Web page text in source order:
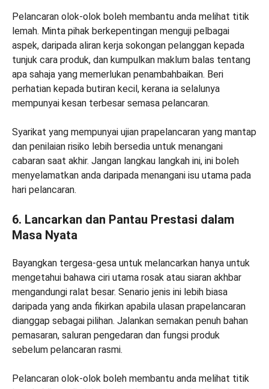
Pelancaran olok-olok boleh membantu anda melihat titik
lemah. Minta pihak berkepentingan menguji pelbagai
aspek, daripada aliran kerja sokongan pelanggan kepada
tunjuk cara produk, dan kumpulkan maklum balas tentang
apa sahaja yang memerlukan penambahbaikan. Beri
perhatian kepada butiran kecil, kerana ia selalunya
mempunyai kesan terbesar semasa pelancaran.
Syarikat yang mempunyai ujian prapelancaran yang mantap
dan penilaian risiko lebih bersedia untuk menangani
cabaran saat akhir. Jangan langkau langkah ini, ini boleh
menyelamatkan anda daripada menangani isu utama pada
hari pelancaran.
6. Lancarkan dan Pantau Prestasi dalam
Masa Nyata
Bayangkan tergesa-gesa untuk melancarkan hanya untuk
mengetahui bahawa ciri utama rosak atau siaran akhbar
mengandungi ralat besar. Senario jenis ini lebih biasa
daripada yang anda fikirkan apabila ulasan prapelancaran
dianggap sebagai pilihan. Jalankan semakan penuh bahan
pemasaran, saluran pengedaran dan fungsi produk
sebelum pelancaran rasmi.
Pelancaran olok-olok boleh membantu anda melihat titik